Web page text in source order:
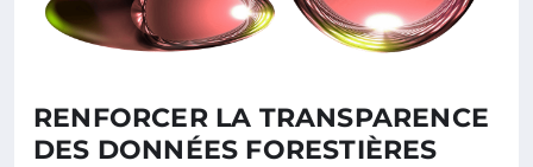
RENFORCER LA TRANSPARENCE
DES DONNÉES FORESTIÈRES